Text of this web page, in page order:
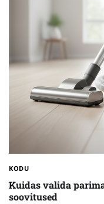
KODU
Kuidas valida
soovitused